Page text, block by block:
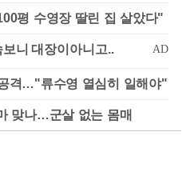
평 수영장 딸린 집 살았다"
격…"류수영 열심히 일해야"
맞나…군살 없는 몸매